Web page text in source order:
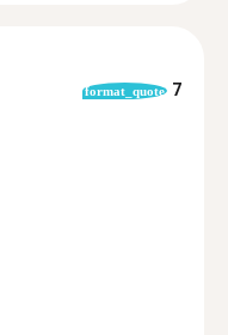
format_quote 7